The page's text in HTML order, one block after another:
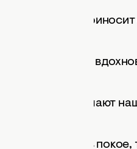
делу всегда
в себе, она
в общении делают
и в покое,